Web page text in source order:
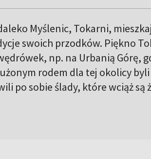
Myślenic, Tokarni,
swoich przodków. Piękno
np. na Urbanią Górę,
rodem dla tej okolicy byli
po sobie ślady, które wciąż są